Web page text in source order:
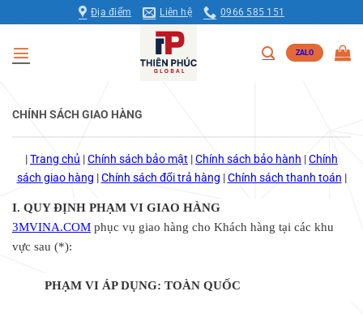
qua
nội
dung
Địa điểm Liên hệ 0966 585 151
ZALO
CHÍNH SÁCH GIAO HÀNG
|Trang chủ |Chính sách bảo mật |Chính sách bảo hành |Chính
sách giao hàng |Chính sách đổi trả hàng |Chính sách thanh toán |
I. QUY ĐỊNH PHẠM VI GIAO HÀNG
3MVINA.COM phục vụ giao hàng cho Khách hàng tại các khu
vực sau (*):
PHẠM VI ÁP DỤNG: TOÀN QUỐC